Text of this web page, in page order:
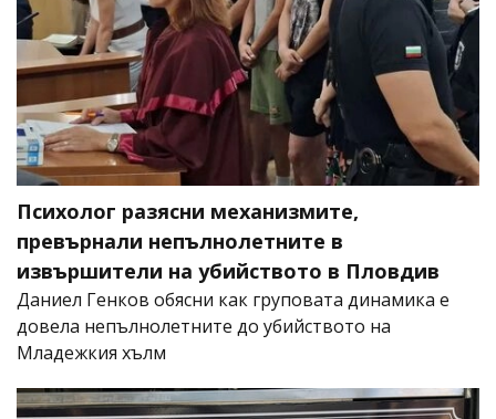
Психолог разясни механизмите,
превърнали непълнолетните в
извършители на убийството в Пловдив
Даниел Генков обясни как груповата динамика е
довела непълнолетните до убийството на
Младежкия хълм